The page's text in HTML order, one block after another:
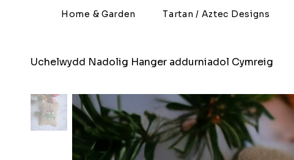
Home & Garden Tartan / Aztec Designs
Uchelwydd Nadolig Hanger addurniadol Cymreig